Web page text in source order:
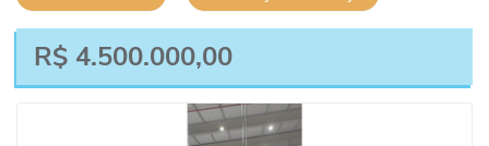
R$ 4.500.000,00